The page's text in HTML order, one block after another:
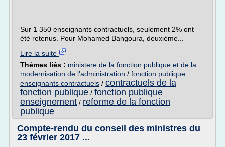
Sur 1 350 enseignants contractuels, seulement 2% ont
été retenus. Pour Mohamed Bangoura, deuxième...
Lire la suite
Thèmes liés : ministere de la fonction publique et de la
modernisation de l'administration / fonction publique
enseignants contractuels / contractuels de la
fonction publique / fonction publique
enseignement / reforme de la fonction
publique
Compte-rendu du conseil des ministres du
23 février 2017 ...